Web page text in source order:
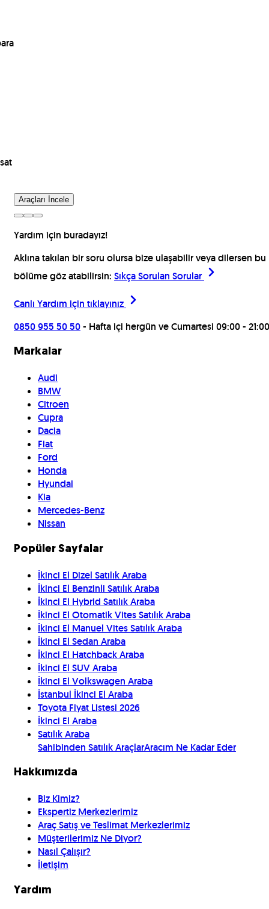
Araçları İncele
Yardım için buradayız!
Aklına takılan bir soru olursa bize ulaşabilir veya dilersen bu
bölüme göz atabilirsin: Sıkça Sorulan Sorular
Canlı Yardım için tıklayınız
0850 955 50 50- Hafta içi hergün ve Cumartesi 09:00 - 21:00
Markalar
Audi
BMW
Citroen
Cupra
Dacia
Fiat
Ford
Honda
Hyundai
Kia
Mercedes-Benz
Nissan
Popüler Sayfalar
İkinci El Dizel Satılık Araba
İkinci El Benzinli Satılık Araba
İkinci El Hybrid Satılık Araba
İkinci El Otomatik Vites Satılık Araba
İkinci El Manuel Vites Satılık Araba
İkinci El Sedan Araba
İkinci El Hatchback Araba
İkinci El SUV Araba
İkinci El Volkswagen Araba
İstanbul İkinci El Araba
Toyota Fiyat Listesi 2026
İkinci El Araba
Satılık Araba
Sahibinden Satılık AraçlarAracım Ne Kadar Eder
Hakkımızda
Biz Kimiz?
Ekspertiz Merkezlerimiz
Araç Satış ve Teslimat Merkezlerimiz
Müşterilerimiz Ne Diyor?
Nasıl Çalışır?
İletişim
Yardım